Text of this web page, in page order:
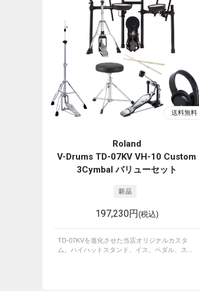
Roland
V-Drums TD-07KV VH-10 Custom
3Cymbal バリューセット
197,230円(税込)
TD-07KVを進化させた当店オリジナルカスタ
ム。ハイハットスタンド、イス、ペダル、ス...